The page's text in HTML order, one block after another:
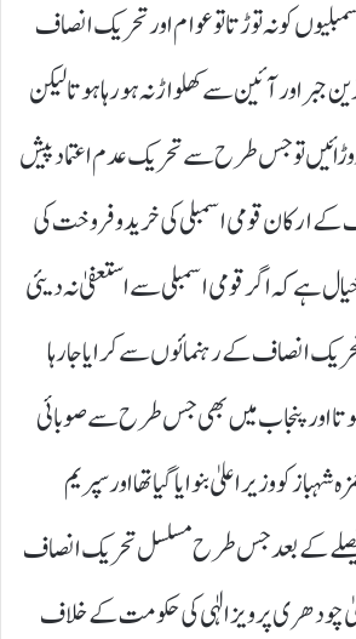
کو نہ توڑتا تو عوام اور تحریک انصاف
جبر اور آئین سے کھلواڑ نہ ہو رہا ہوتا لیکن
تو جس طرح سے تحریک عدم اعتماد پیش
کے ارکان قومی اسمبلی کی خرید و فروخت کی
خیال ہے کہ اگر قومی اسمبلی سے استعفیٰ نہ دیئی
انصاف کے رہنمائوں سے کرایا جا رہا
اور پنجاب میں بھی جس طرح سے صوبائی
کو وزیراعلیٰ بنوایا گیا تھا اور سپریم
کے بعد جس طرح مسلسل تحریک انصاف
چودھری پرویز الٰہی کی حکومت کے خلاف